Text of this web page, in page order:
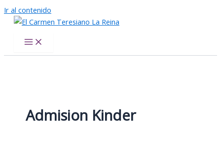
Ir al contenido
Admision Kinder